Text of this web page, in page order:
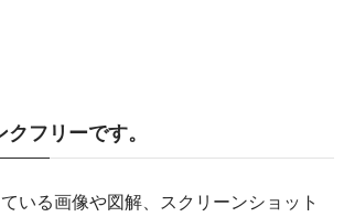
フリーです。
いる画像や図解、スクリーンショット